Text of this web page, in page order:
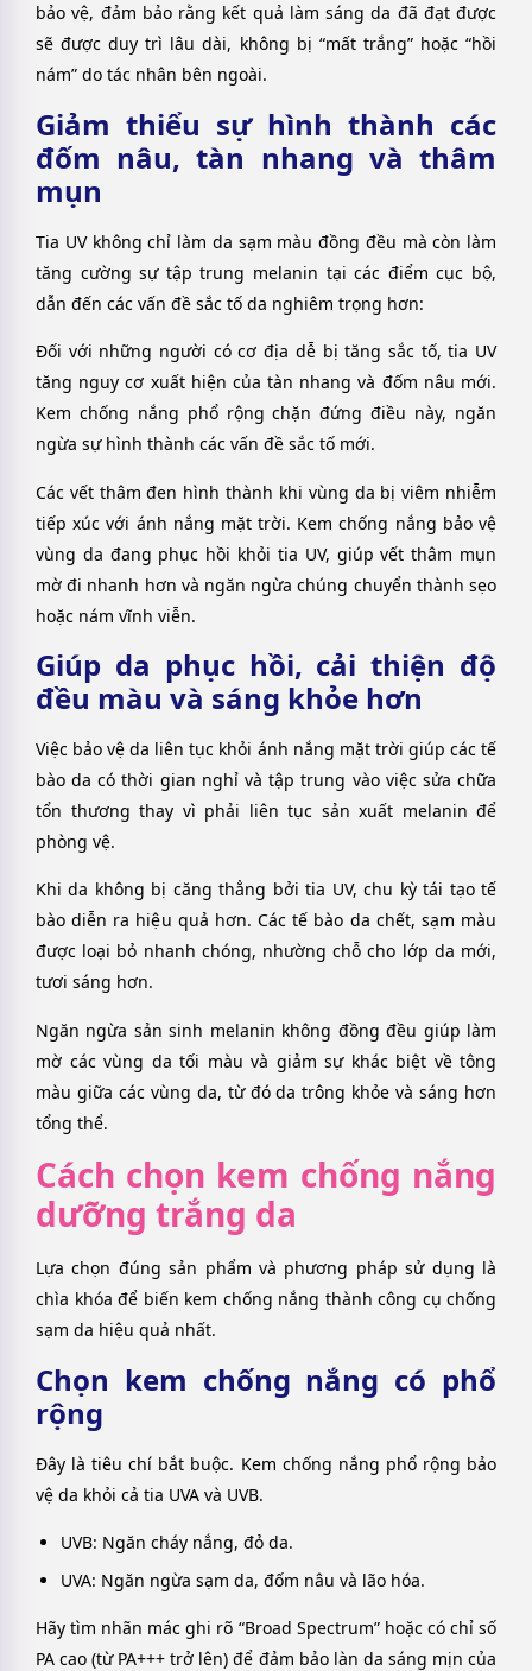
bảo vệ, đảm bảo rằng kết quả làm sáng da đã đạt được
sẽ được duy trì lâu dài, không bị “mất trắng” hoặc “hồi
nám” do tác nhân bên ngoài.
Giảm thiểu sự hình thành các
đốm nâu, tàn nhang và thâm
mụn
Tia UV không chỉ làm da sạm màu đồng đều mà còn làm
tăng cường sự tập trung melanin tại các điểm cục bộ,
dẫn đến các vấn đề sắc tố da nghiêm trọng hơn:
Đối với những người có cơ địa dễ bị tăng sắc tố, tia UV
tăng nguy cơ xuất hiện của tàn nhang và đốm nâu mới.
Kem chống nắng phổ rộng chặn đứng điều này, ngăn
ngừa sự hình thành các vấn đề sắc tố mới.
Các vết thâm đen hình thành khi vùng da bị viêm nhiễm
tiếp xúc với ánh nắng mặt trời. Kem chống nắng bảo vệ
vùng da đang phục hồi khỏi tia UV, giúp vết thâm mụn
mờ đi nhanh hơn và ngăn ngừa chúng chuyển thành sẹo
hoặc nám vĩnh viễn.
Giúp da phục hồi, cải thiện độ
đều màu và sáng khỏe hơn
Việc bảo vệ da liên tục khỏi ánh nắng mặt trời giúp các tế
bào da có thời gian nghỉ và tập trung vào việc sửa chữa
tổn thương thay vì phải liên tục sản xuất melanin để
phòng vệ.
Khi da không bị căng thẳng bởi tia UV, chu kỳ tái tạo tế
bào diễn ra hiệu quả hơn. Các tế bào da chết, sạm màu
được loại bỏ nhanh chóng, nhường chỗ cho lớp da mới,
tươi sáng hơn.
Ngăn ngừa sản sinh melanin không đồng đều giúp làm
mờ các vùng da tối màu và giảm sự khác biệt về tông
màu giữa các vùng da, từ đó da trông khỏe và sáng hơn
tổng thể.
Cách chọn kem chống nắng
dưỡng trắng da
Lựa chọn đúng sản phẩm và phương pháp sử dụng là
chìa khóa để biến kem chống nắng thành công cụ chống
sạm da hiệu quả nhất.
Chọn kem chống nắng có phổ
rộng
Đây là tiêu chí bắt buộc. Kem chống nắng phổ rộng bảo
vệ da khỏi cả tia UVA và UVB.
UVB: Ngăn cháy nắng, đỏ da.
UVA: Ngăn ngừa sạm da, đốm nâu và lão hóa.
Hãy tìm nhãn mác ghi rõ “Broad Spectrum” hoặc có chỉ số
PA cao (từ PA+++ trở lên) để đảm bảo làn da sáng mịn của